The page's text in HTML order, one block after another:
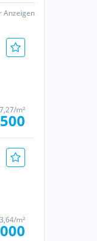
Anzeigen
m²
m²